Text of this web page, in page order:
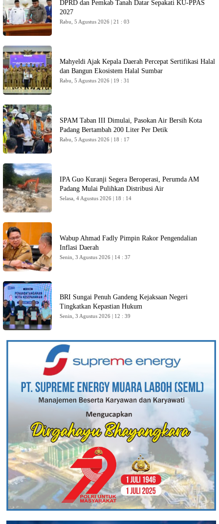
DPRD dan Pemkab Tanah Datar Sepakati KU-PPAS
2027
Rabu, 5 Agustus 2026 | 21 : 03
Mahyeldi Ajak Kepala Daerah Percepat Sertifikasi Halal
dan Bangun Ekosistem Halal Sumbar
Rabu, 5 Agustus 2026 | 19 : 31
SPAM Taban III Dimulai, Pasokan Air Bersih Kota
Padang Bertambah 200 Liter Per Detik
Rabu, 5 Agustus 2026 | 18 : 17
IPA Guo Kuranji Segera Beroperasi, Perumda AM
Padang Mulai Pulihkan Distribusi Air
Selasa, 4 Agustus 2026 | 18 : 14
Wabup Ahmad Fadly Pimpin Rakor Pengendalian
Inflasi Daerah
Senin, 3 Agustus 2026 | 14 : 37
BRI Sungai Penuh Gandeng Kejaksaan Negeri
Tingkatkan Kepastian Hukum
Senin, 3 Agustus 2026 | 12 : 39